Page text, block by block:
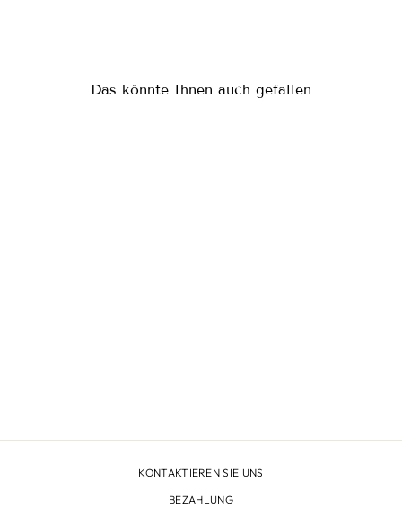
Das könnte Ihnen auch gefallen
KONTAKTIEREN SIE UNS
BEZAHLUNG